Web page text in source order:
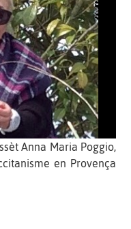
Anna Maria Poggio,
en Provença